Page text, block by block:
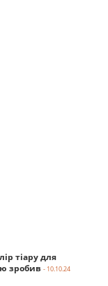
тіару для
зробив - 10.10.24